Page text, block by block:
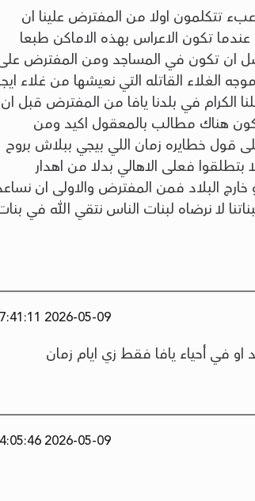
تتكلمون اولا من المفترض علينا ان
عندما تكون الاعراس بهذه الاماكن طبعا
ان تكون في المساجد ومن المفترض
الغلاء القاتله التي نعيشها من غلاء
الكرام في بلدنا يافا من المفترض قبل ان
هناك مطالب بالمعقول اكيد ومن
قول خطايره زمان اللي بيجي ببلاش بروح
فعلى الاهالي بدلا من اهدار
البلاد فمن المفترض والاولى ان
لا نرضاه لبنات الناس نتقي الله في
2026-05-09 17:41:11
في أحياء يافا فقط زي ايام زمان
2026-05-09 14:05:46